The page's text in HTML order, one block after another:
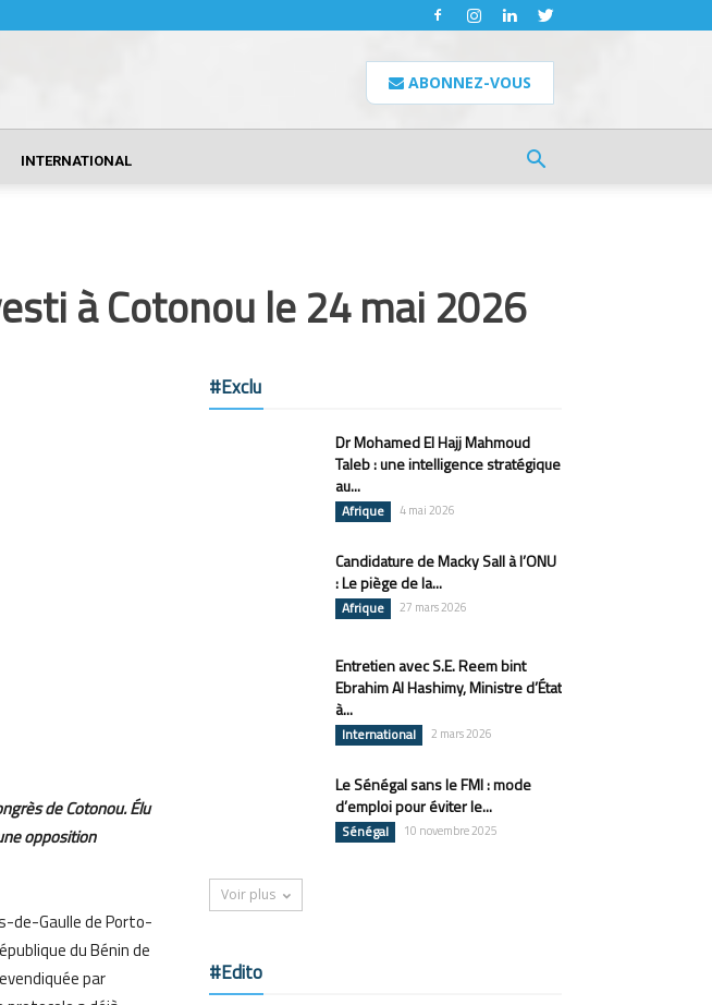
ABONNEZ-VOUS
INTERNATIONAL
à Cotonou le 24 mai 2026
de Cotonou. Élu
opposition
de-Gaulle de Porto-
du Bénin de
par
#Exclu
Dr Mohamed El Hajj Mahmoud
Taleb : une intelligence stratégique
au...
Afrique 4 mai 2026
Candidature de Macky Sall à l’ONU
: Le piège de la...
Afrique 27 mars 2026
Entretien avec S.E. Reem bint
Ebrahim Al Hashimy, Ministre d’État
à...
International 2 mars 2026
Le Sénégal sans le FMI : mode
d’emploi pour éviter le...
Sénégal 10 novembre 2025
Voir plus
#Edito